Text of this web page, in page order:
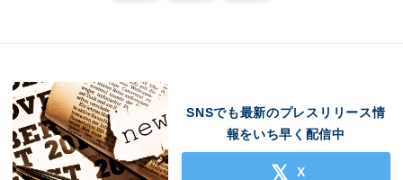
SNSでも最新のプレスリリース情
報をいち早く配信中
X